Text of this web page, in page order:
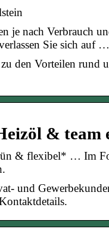
je nach Verbrauch
Sie sich auf …
den Vorteilen rund
&
& flexibel* … Im
und